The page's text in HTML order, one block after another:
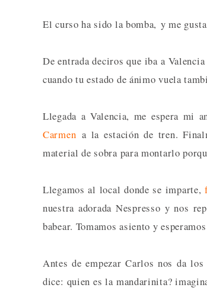
El curso ha sido la bomba, y me
De entrada deciros que iba a
cuando tu estado de ánimo vuela
Llegada a Valencia, me espera mi
Carmen a la estación de tren.
material de sobra para montarlo
Llegamos al local donde se imparte,
nuestra adorada Nespresso y nos
babear. Tomamos asiento y
Antes de empezar Carlos nos da
dice: quien es la mandarinita?